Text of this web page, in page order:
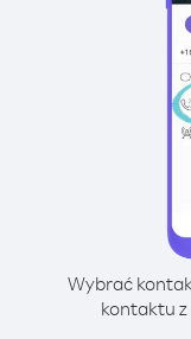
Wybrać
kontaktu